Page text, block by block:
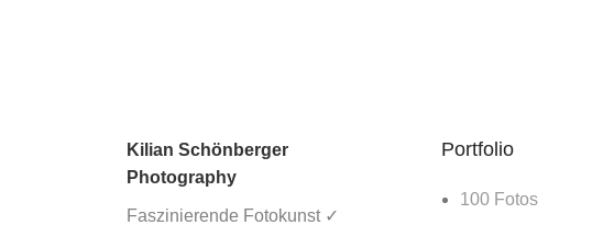
Kilian Schönberger
Photography
Faszinierende Fotokunst ✓
Portfolio
100 Fotos